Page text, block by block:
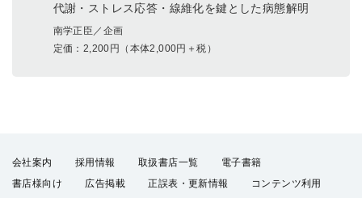
代謝・ストレス応答・線維化を鍵とした病態解明
南学正臣／企画
定価： 2,200 円（本体2,000円＋税）
会社案内 採用情報 取扱書店一覧
電子書籍
書店様向け
広告掲載 正誤表・更新情報 コンテンツ利用